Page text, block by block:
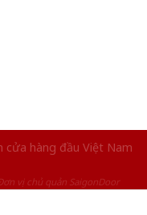
cửa hàng đầu Việt Nam
vị chủ quản SaigonDoor